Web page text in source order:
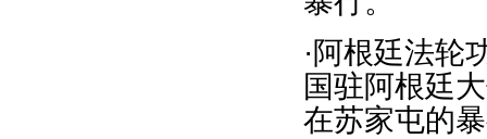
·阿根廷法轮
国驻阿根廷
在苏家屯的